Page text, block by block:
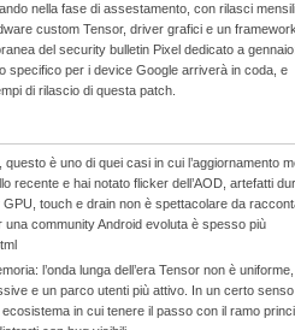
nella fase di assestamento, con rilasci
custom Tensor, driver grafici e un
del security bulletin Pixel dedicato a gennaio:
specifico per i device Google arriverà in coda, e
di rilascio di questa patch.
è uno di quei casi in cui l’aggiornamento
recente e hai notato flicker dell’AOD, artefatti
touch e drain non è spettacolare da
community Android evoluta è spesso più
l’onda lunga dell’era Tensor non è
e un parco utenti più attivo. In un certo
in cui tenere il passo con il ramo